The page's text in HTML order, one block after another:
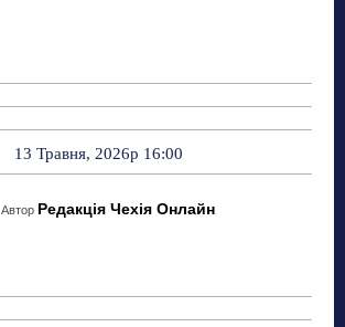
13 Травня, 2026р 16:00
Автор Редакція Чехія Онлайн